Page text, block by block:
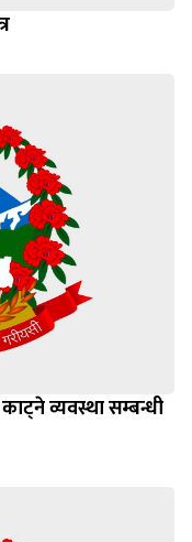
व्यवस्था सम्बन्धी